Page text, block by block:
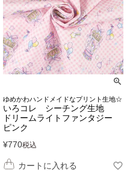
ゆめかわハンドメイドなプリント生地☆
いろコレ シーチング生地
ドリームライトファンタジー
ピンク
¥770税込
カートに入れる